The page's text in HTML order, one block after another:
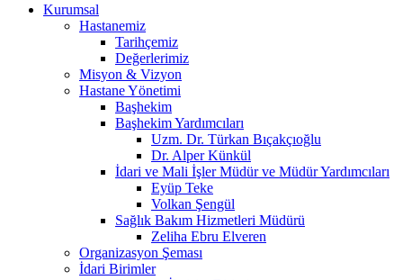
Kurumsal
Hastanemiz
Tarihçemiz
Değerlerimiz
Misyon & Vizyon
Hastane Yönetimi
Başhekim
Başhekim Yardımcıları
Uzm. Dr. Türkan Bıçakçıoğlu
Dr. Alper Künkül
İdari ve Mali İşler Müdür ve Müdür Yardımcıları
Eyüp Teke
Volkan Şengül
Sağlık Bakım Hizmetleri Müdürü
Zeliha Ebru Elveren
Organizasyon Şeması
İdari Birimler